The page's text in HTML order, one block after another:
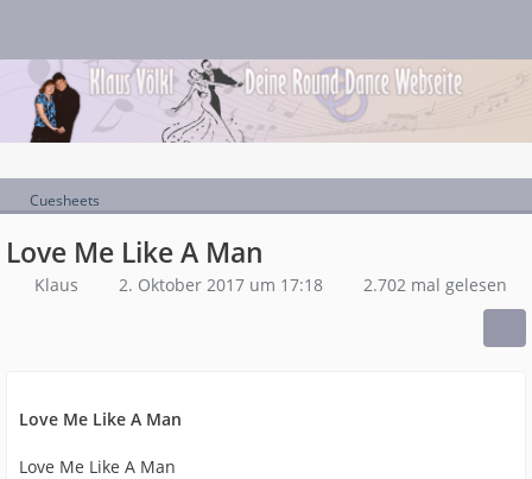
Cuesheets
Love Me Like A Man
Klaus 2. Oktober 2017 um 17:18 2.702 mal gelesen
Love Me Like A Man
Love Me Like A Man